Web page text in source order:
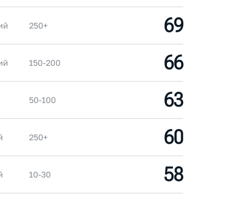
250+
69
150-200
66
50-100
63
250+
60
10-30
58